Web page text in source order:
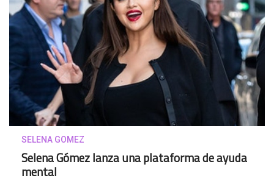
SELENA GOMEZ
Selena Gómez lanza una plataforma de ayuda
mental